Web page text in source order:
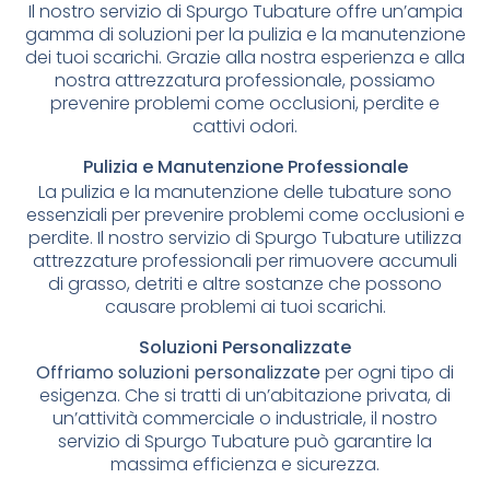
Il nostro servizio di Spurgo Tubature offre un’ampia
gamma di soluzioni per la pulizia e la manutenzione
dei tuoi scarichi. Grazie alla nostra esperienza e alla
nostra attrezzatura professionale, possiamo
prevenire problemi come occlusioni, perdite e
cattivi odori.
Pulizia e Manutenzione Professionale
La pulizia e la manutenzione delle tubature sono
essenziali per prevenire problemi come occlusioni e
perdite. Il nostro servizio di Spurgo Tubature utilizza
attrezzature professionali per rimuovere accumuli
di grasso, detriti e altre sostanze che possono
causare problemi ai tuoi scarichi.
Soluzioni Personalizzate
Offriamo soluzioni personalizzateper ogni tipo di
esigenza. Che si tratti di un’abitazione privata, di
un’attività commerciale o industriale, il nostro
servizio di Spurgo Tubature può garantire la
massima efficienza e sicurezza.